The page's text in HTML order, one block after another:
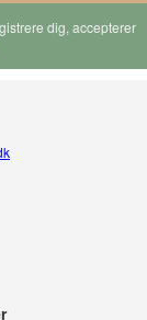
dig, accepterer